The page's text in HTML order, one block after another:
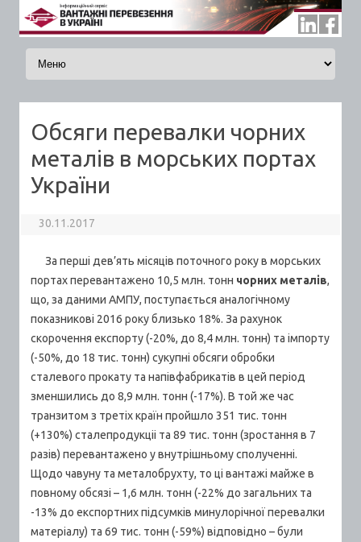
Skip to content
Обсяги перевалки чорних
металів в морських портах
України
30.11.2017
За перші дев’ять місяців поточного року в морських
портах перевантажено 10,5 млн. тонн чорних металів,
що, за даними АМПУ, поступається аналогічному
показникові 2016 року близько 18%. За рахунок
скорочення експорту (-20%, до 8,4 млн. тонн) та імпорту
(-50%, до 18 тис. тонн) сукупні обсяги обробки
сталевого прокату та напівфабрикатів в цей період
зменшились до 8,9 млн. тонн (-17%). В той же час
транзитом з третіх країн пройшло 351 тис. тонн
(+130%) сталепродукціі та 89 тис. тонн (зростання в 7
разів) перевантажено у внутрішньому сполученні.
Щодо чавуну та металобрухту, то ці вантажі майже в
повному обсязі – 1,6 млн. тонн (-22% до загальних та
-13% до експортних підсумків минулорічної перевалки
матеріалу) та 69 тис. тонн (-59%) відповідно – були